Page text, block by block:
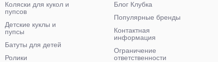
Коляски для кукол и
пупсов
Детские куклы и
пупсы
Батуты для детей
Ролики
Блог Клубка
Популярные бренды
Контактная
информация
Ограничение
ответственности